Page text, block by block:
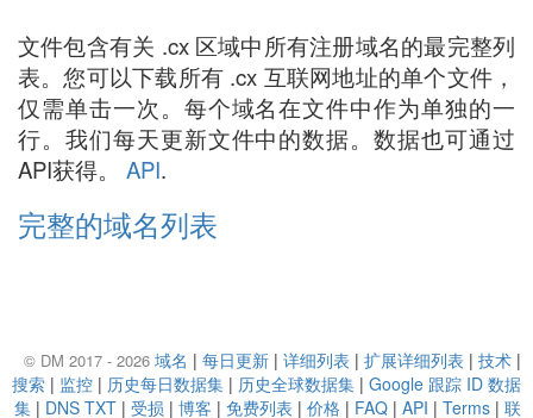
文件包含有关 .cx 区域中所有注册域名的最完整列
表。您可以下载所有 .cx 互联网地址的单个文件，
仅需单击一次。每个域名在文件中作为单独的一
行。我们每天更新文件中的数据。数据也可通过
API获得。 API.
完整的域名列表
© DM 2017 - 2026 域名 | 每日更新 | 详细列表 | 扩展详细列表 | 技术 |
搜索 | 监控 | 历史每日数据集 | 历史全球数据集 | Google 跟踪 ID 数据
集 | DNS TXT | 受损 | 博客 | 免费列表 | 价格 | FAQ | API | Terms | 联